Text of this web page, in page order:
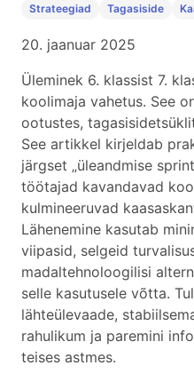
Strateegiad Tagasiside
20. jaanuar 2025
Üleminek 6. klassist 7.
koolimaja vahetus. See
ootustes,
See artikkel kirjeldab
järgset „üleandmise
töötajad kavandavad
kulmineeruvad
Lähenemine kasutab
viipasid, selgeid
madaltehnoloogilisi
selle kasutusele võtta.
lähteülevaade,
rahulikum ja paremini
teises astmes.